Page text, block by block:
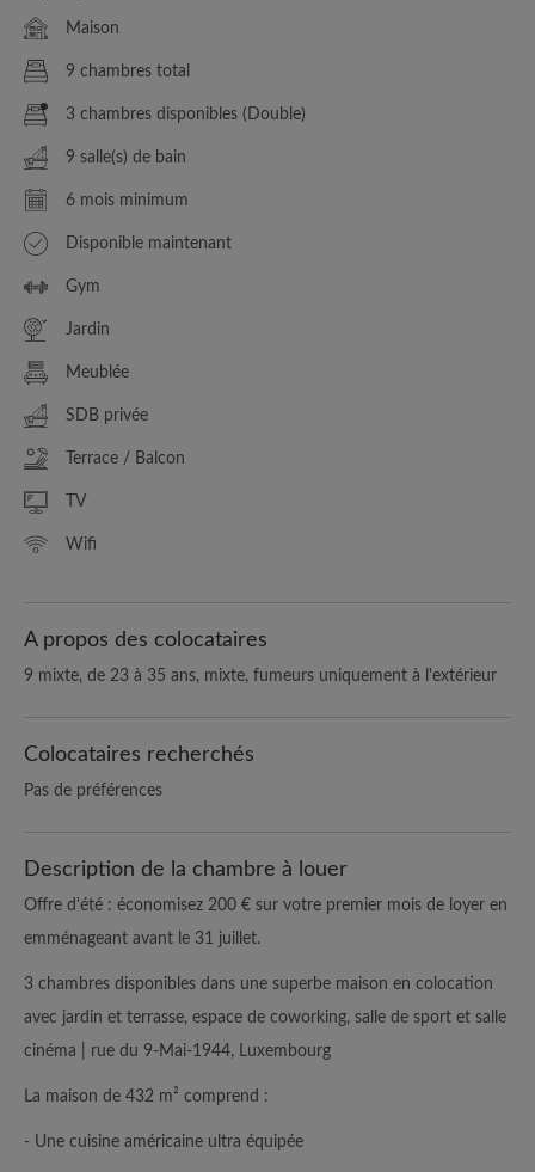
Maison
9 chambres total
3 chambres disponibles (Double)
9 salle(s) de bain
6 mois minimum
Disponible maintenant
Gym
Jardin
Meublée
SDB privée
Terrace / Balcon
TV
Wifi
A propos des colocataires
9 mixte, de 23 à 35 ans, mixte, fumeurs uniquement à l'extérieur
Colocataires recherchés
Pas de préférences
Description de la chambre à louer
Offre d'été : économisez 200 € sur votre premier mois de loyer en
emménageant avant le 31 juillet.
3 chambres disponibles dans une superbe maison en colocation
avec jardin et terrasse, espace de coworking, salle de sport et salle
cinéma | rue du 9-Mai-1944, Luxembourg
La maison de 432 m² comprend :
- Une cuisine américaine ultra équipée